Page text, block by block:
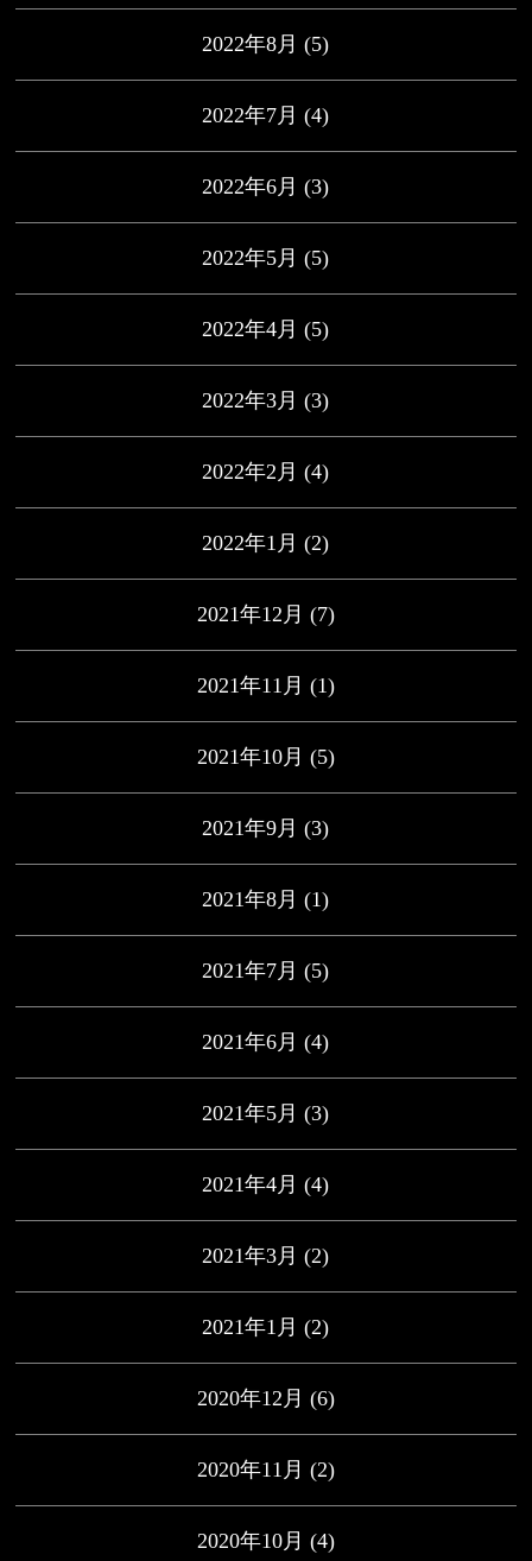
2022年8月 (5)
2022年7月 (4)
2022年6月 (3)
2022年5月 (5)
2022年4月 (5)
2022年3月 (3)
2022年2月 (4)
2022年1月 (2)
2021年12月 (7)
2021年11月 (1)
2021年10月 (5)
2021年9月 (3)
2021年8月 (1)
2021年7月 (5)
2021年6月 (4)
2021年5月 (3)
2021年4月 (4)
2021年3月 (2)
2021年1月 (2)
2020年12月 (6)
2020年11月 (2)
2020年10月 (4)